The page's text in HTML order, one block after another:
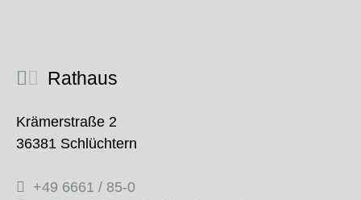
Rathaus
Krämerstraße 2
36381 Schlüchtern
+49 6661 / 85-0